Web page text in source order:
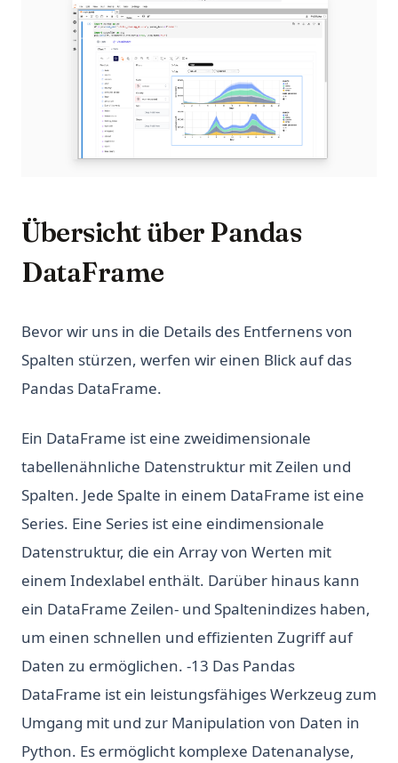
Übersicht über Pandas
DataFrame
Bevor wir uns in die Details des Entfernens von
Spalten stürzen, werfen wir einen Blick auf das
Pandas DataFrame.
Ein DataFrame ist eine zweidimensionale
tabellenähnliche Datenstruktur mit Zeilen und
Spalten. Jede Spalte in einem DataFrame ist eine
Series. Eine Series ist eine eindimensionale
Datenstruktur, die ein Array von Werten mit
einem Indexlabel enthält. Darüber hinaus kann
ein DataFrame Zeilen- und Spaltenindizes haben,
um einen schnellen und effizienten Zugriff auf
Daten zu ermöglichen. -13 Das Pandas
DataFrame ist ein leistungsfähiges Werkzeug zum
Umgang mit und zur Manipulation von Daten in
Python. Es ermöglicht komplexe Datenanalyse,